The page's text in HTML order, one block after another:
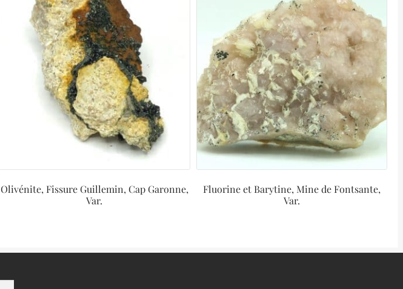
Olivénite, Fissure Guillemin, Cap Garonne,
Var.
Fluorine et Barytine, Mine de Fontsante,
Var.